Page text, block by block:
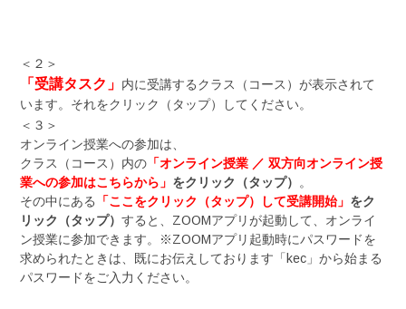
＜２＞
「受講タスク」 内に受講するクラス（コース）が表示されて
います。それをクリック（タップ）してください。
＜３＞
オンライン授業への参加は、
クラス（コース）内の 「オンライン授業 ／ 双方向オンライン授
業への参加はこちらから」 をクリック（タップ）
。
その中にある
「ここをクリック（タップ）して受講開始」 をク
リック（タップ） すると、ZOOMアプリが起動して、オンライ
ン授業に参加できます。※ZOOMアプリ起動時にパスワードを
求められたときは、既にお伝えしております「kec」から始まる
パスワードをご入力ください。